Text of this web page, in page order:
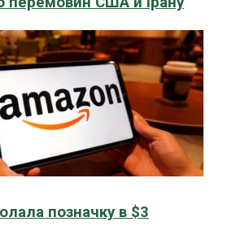
позначку в $3